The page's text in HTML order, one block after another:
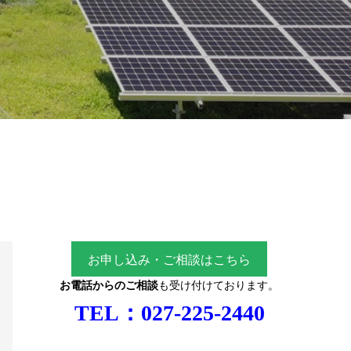
お申し込み・ご相談はこちら
お電話からのご相談も受け付けております。
TEL： 027-225-2440